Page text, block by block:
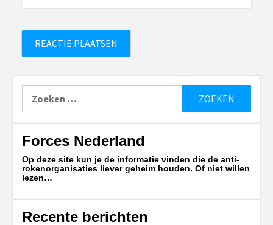
naar:
Forces Nederland
Op deze site kun je de informatie vinden die de anti-
rokenorganisaties liever geheim houden. Of niet willen
lezen…
Recente berichten